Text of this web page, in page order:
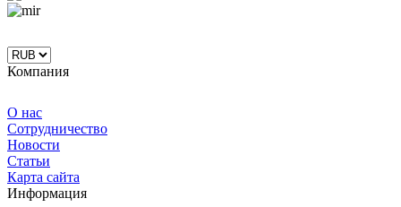
Компания
О нас
Сотрудничество
Новости
Статьи
Карта сайта
Информация